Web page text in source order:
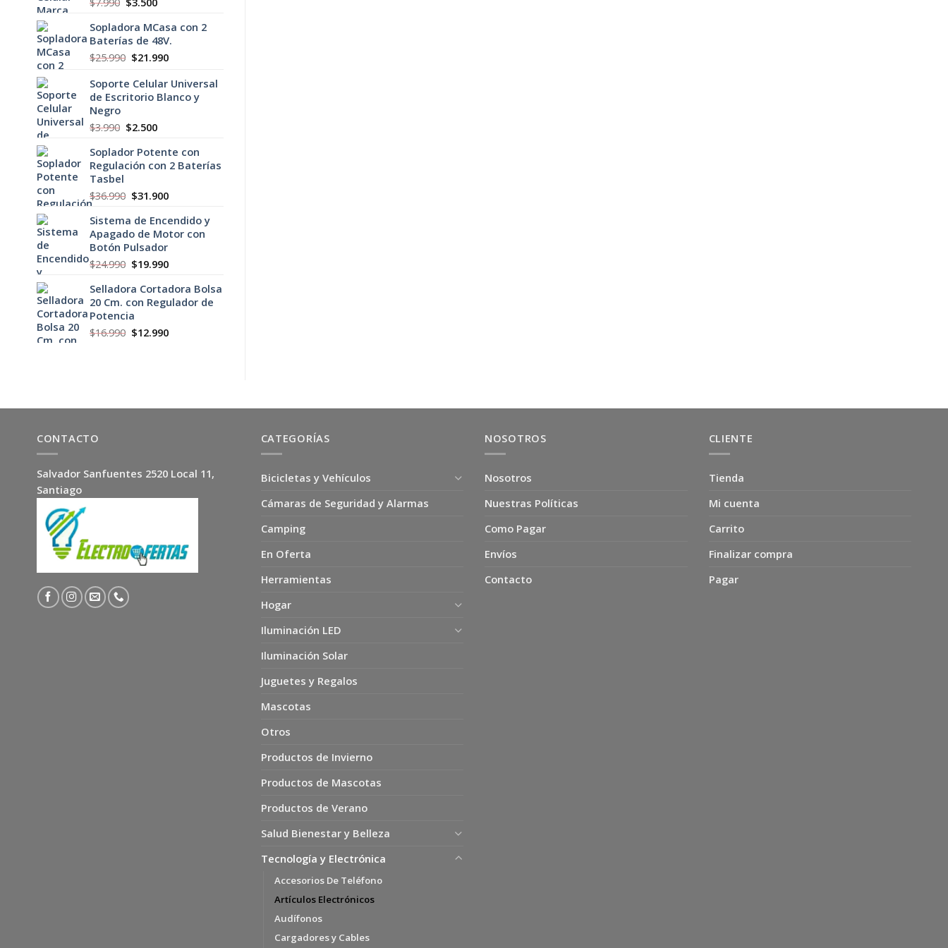
original
era:
$7.990.
actual
es:
$3.500.
Sopladora MCasa con 2
Baterías de 48V.
$25.990 El
original
era:
$21.990El
actual
es:
Soporte Celular Universal
de Escritorio Blanco y
Negro
$3.990 El
original
era:
$2.500El
actual
es:
Soplador Potente con
Regulación con 2 Baterías
Tasbel
$36.990 El
original
era:
$36.990.
$31.900El
actual
es:
Sistema de Encendido y
Apagado de Motor con
Botón Pulsador
$24.990 El
original
era:
$24.990.
$19.990El
actual
es:
Selladora Cortadora Bolsa
20 Cm. con Regulador de
Potencia
$16.990 El
$12.990El
CONTACTO
Salvador Sanfuentes 2520 Local 11,
Santiago
CATEGORÍAS
Bicicletas y Vehículos
Cámaras de Seguridad y Alarmas
Camping
En Oferta
Herramientas
Hogar
Iluminación LED
Iluminación Solar
Juguetes y Regalos
Mascotas
Otros
Productos de Invierno
Productos de Mascotas
Productos de Verano
Salud Bienestar y Belleza
Tecnología y Electrónica
Accesorios De Teléfono
Artículos Electrónicos
Audífonos
Cargadores y Cables
NOSOTROS
Nosotros
Nuestras Políticas
Como Pagar
Envíos
Contacto
CLIENTE
Tienda
Mi cuenta
Carrito
Finalizar compra
Pagar